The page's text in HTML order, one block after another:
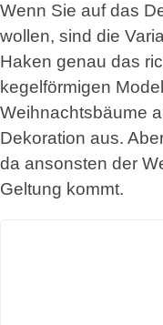
Wenn Sie auf das
wollen, sind die
Haken genau das
kegelförmigen
Weihnachtsbäume
Dekoration aus.
da ansonsten der
Geltung kommt.